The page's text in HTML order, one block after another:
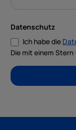
Datenschutz
Ich habe die
Die mit einem